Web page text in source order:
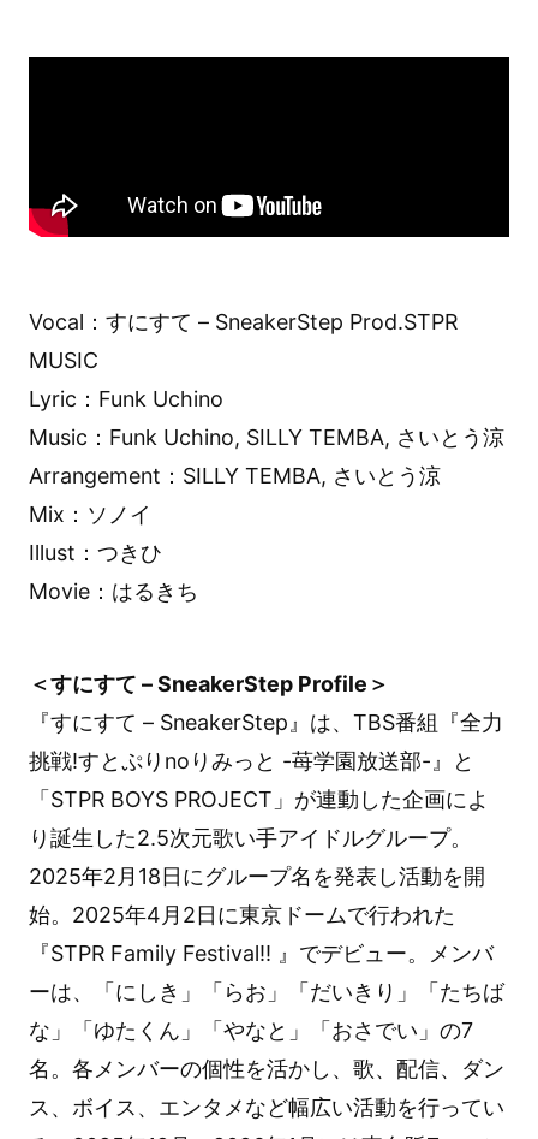
Vocal：すにすて – SneakerStep Prod.STPR
MUSIC
Lyric：Funk Uchino
Music：Funk Uchino, SILLY TEMBA, さいとう涼
Arrangement：SILLY TEMBA, さいとう涼
Mix：ソノイ
Illust：つきひ
Movie：はるきち
＜すにすて – SneakerStep Profile＞
『すにすて – SneakerStep』は、TBS番組『全力
挑戦!すとぷりnoりみっと -苺学園放送部-』と
「STPR BOYS PROJECT」が連動した企画によ
り誕生した2.5次元歌い手アイドルグループ。
2025年2月18日にグループ名を発表し活動を開
始。2025年4月2日に東京ドームで行われた
『STPR Family Festival!! 』でデビュー。メンバ
ーは、「にしき」「らお」「だいきり」「たちば
な」「ゆたくん」「やなと」「おさでい」の7
名。各メンバーの個性を活かし、歌、配信、ダン
ス、ボイス、エンタメなど幅広い活動を行ってい